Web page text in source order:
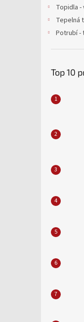
Topidla -
Tepelná
Potrubí -
Top 10